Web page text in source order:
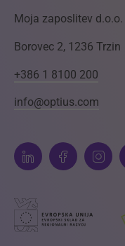
Moja zaposlitev d.o.o.
Borovec 2, 1236 Trzin
+386 1 8100 200
info@optius.com